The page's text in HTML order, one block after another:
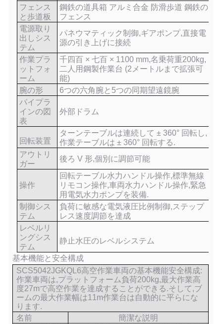
フェンス
と歩道板
鋼鉄の道具箱 アルミ合金 防滑歩道 鋼鉄の
フェンス
電源取り
出しシス
テム
パネウマティック制御,ギアポンプ,直接電
源の引き上げに接続
作業プラ
ットフォ
ーム
千四百 × 七百 × 1100 mm,名乗荷重200kg,
二人用鋼製作業台 (2メートルまで拡張可
能)
腕の形
6つの六角腕と5つの同期望遠鏡腕
パイプラ
インの図
表
外部ドラム
回転装置
ターンテーブルは連続して ± 360° 回転し,
作業テーブルは ± 360° 回転する.
アウトリ
ガー
後ろ V 形,個別に調節可能
操作
回転テーブル水力ハンドル操作,標準無線
リモコン操作,車両水力ハンドル操作,緊急
用電気水力ポンプを装備.
制御シス
テム
負荷に敏感な電気液圧比例制御,ステップ
レス速度調節を達成
レベルリ
ングシス
テム
静止水圧のレベルシステム
基本機能と安全構成
SCS5042JGKQL6高空作業車両の基本機能安全構成:
作業車両は,プラットフォーム負荷200kg,最大作業高
度27mで高空作業を達成することができる.そして,ブ
ームの最大作業幅は11m作業台は自動的に平らにな
ります.
名前
簡潔な説明